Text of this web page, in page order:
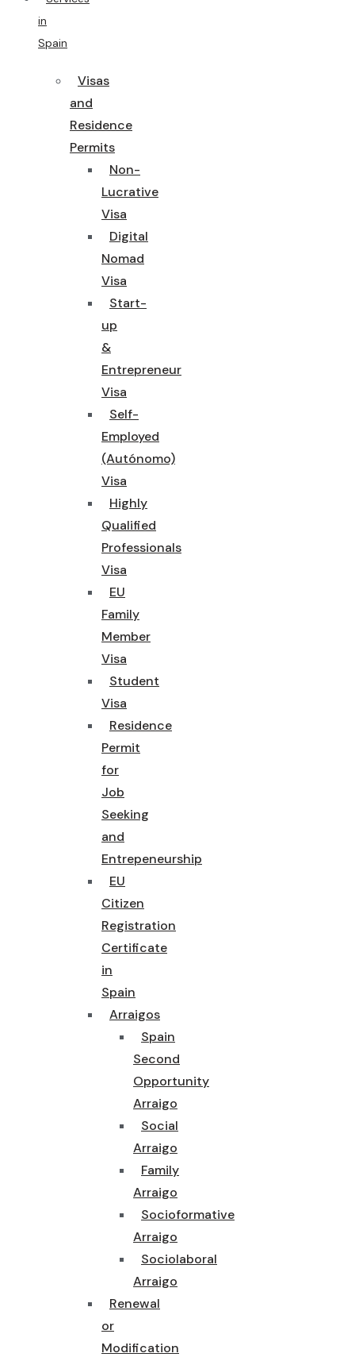
in
Spain
Visas
and
Residence
Permits
Non-
Lucrative
Visa
Digital
Nomad
Visa
Start-
up
&
Entrepreneur
Visa
Self-
Employed
(Autónomo)
Visa
Highly
Qualified
Professionals
Visa
EU
Family
Member
Visa
Student
Visa
Residence
Permit
for
Job
Seeking
and
Entrepeneurship
EU
Citizen
Registration
Certificate
in
Spain
Arraigos
Spain
Second
Opportunity
Arraigo
Social
Arraigo
Family
Arraigo
Socioformative
Arraigo
Sociolaboral
Arraigo
Renewal
or
Modification